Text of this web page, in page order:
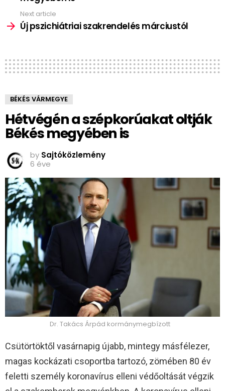
Next article
Új pszichiátriai szakrendelés márciustól
BÉKÉS VÁRMEGYE
Hétvégén a szépkorúakat oltják
Békés megyében is
by Sajtóközlemény
6 éve
Dr. Takács Árpád kormánymegbízott
Csütörtöktől vasárnapig újabb, mintegy másfélezer,
magas kockázati csoportba tartozó, zömében 80 év
feletti személy koronavírus elleni védőoltását végzik